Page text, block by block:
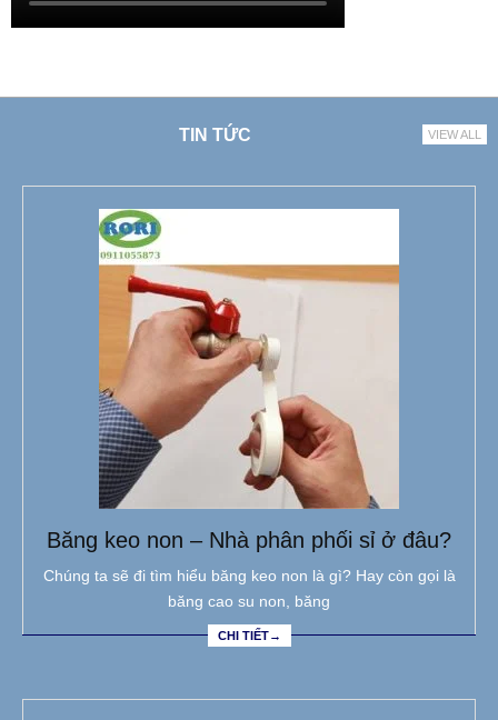
TIN TỨC VIEW ALL
Băng keo non – Nhà phân phối sỉ ở đâu?
Chúng ta sẽ đi tìm hiểu băng keo non là gì? Hay còn gọi là
băng cao su non, băng
CHI TIẾT→